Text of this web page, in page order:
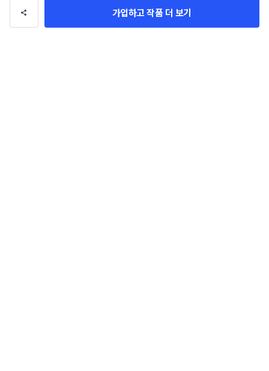
가입하고 작품 더 보기